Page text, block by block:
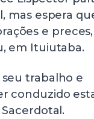
mas espera
e
em Ituiutaba.
trabalho e
conduzido